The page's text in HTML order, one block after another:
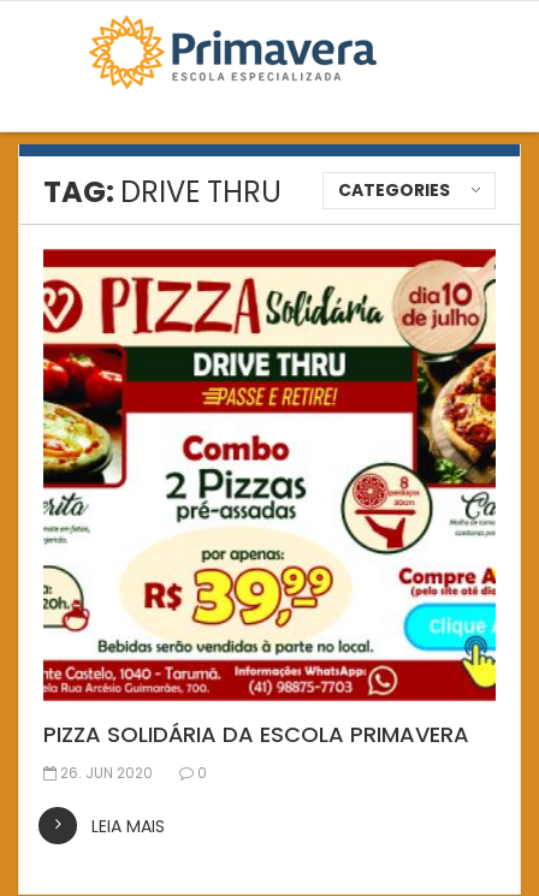
TAG: DRIVE THRU CATEGORIES
PIZZA SOLIDÁRIA DA ESCOLA PRIMAVERA
26. JUN 2020 0
LEIA MAIS